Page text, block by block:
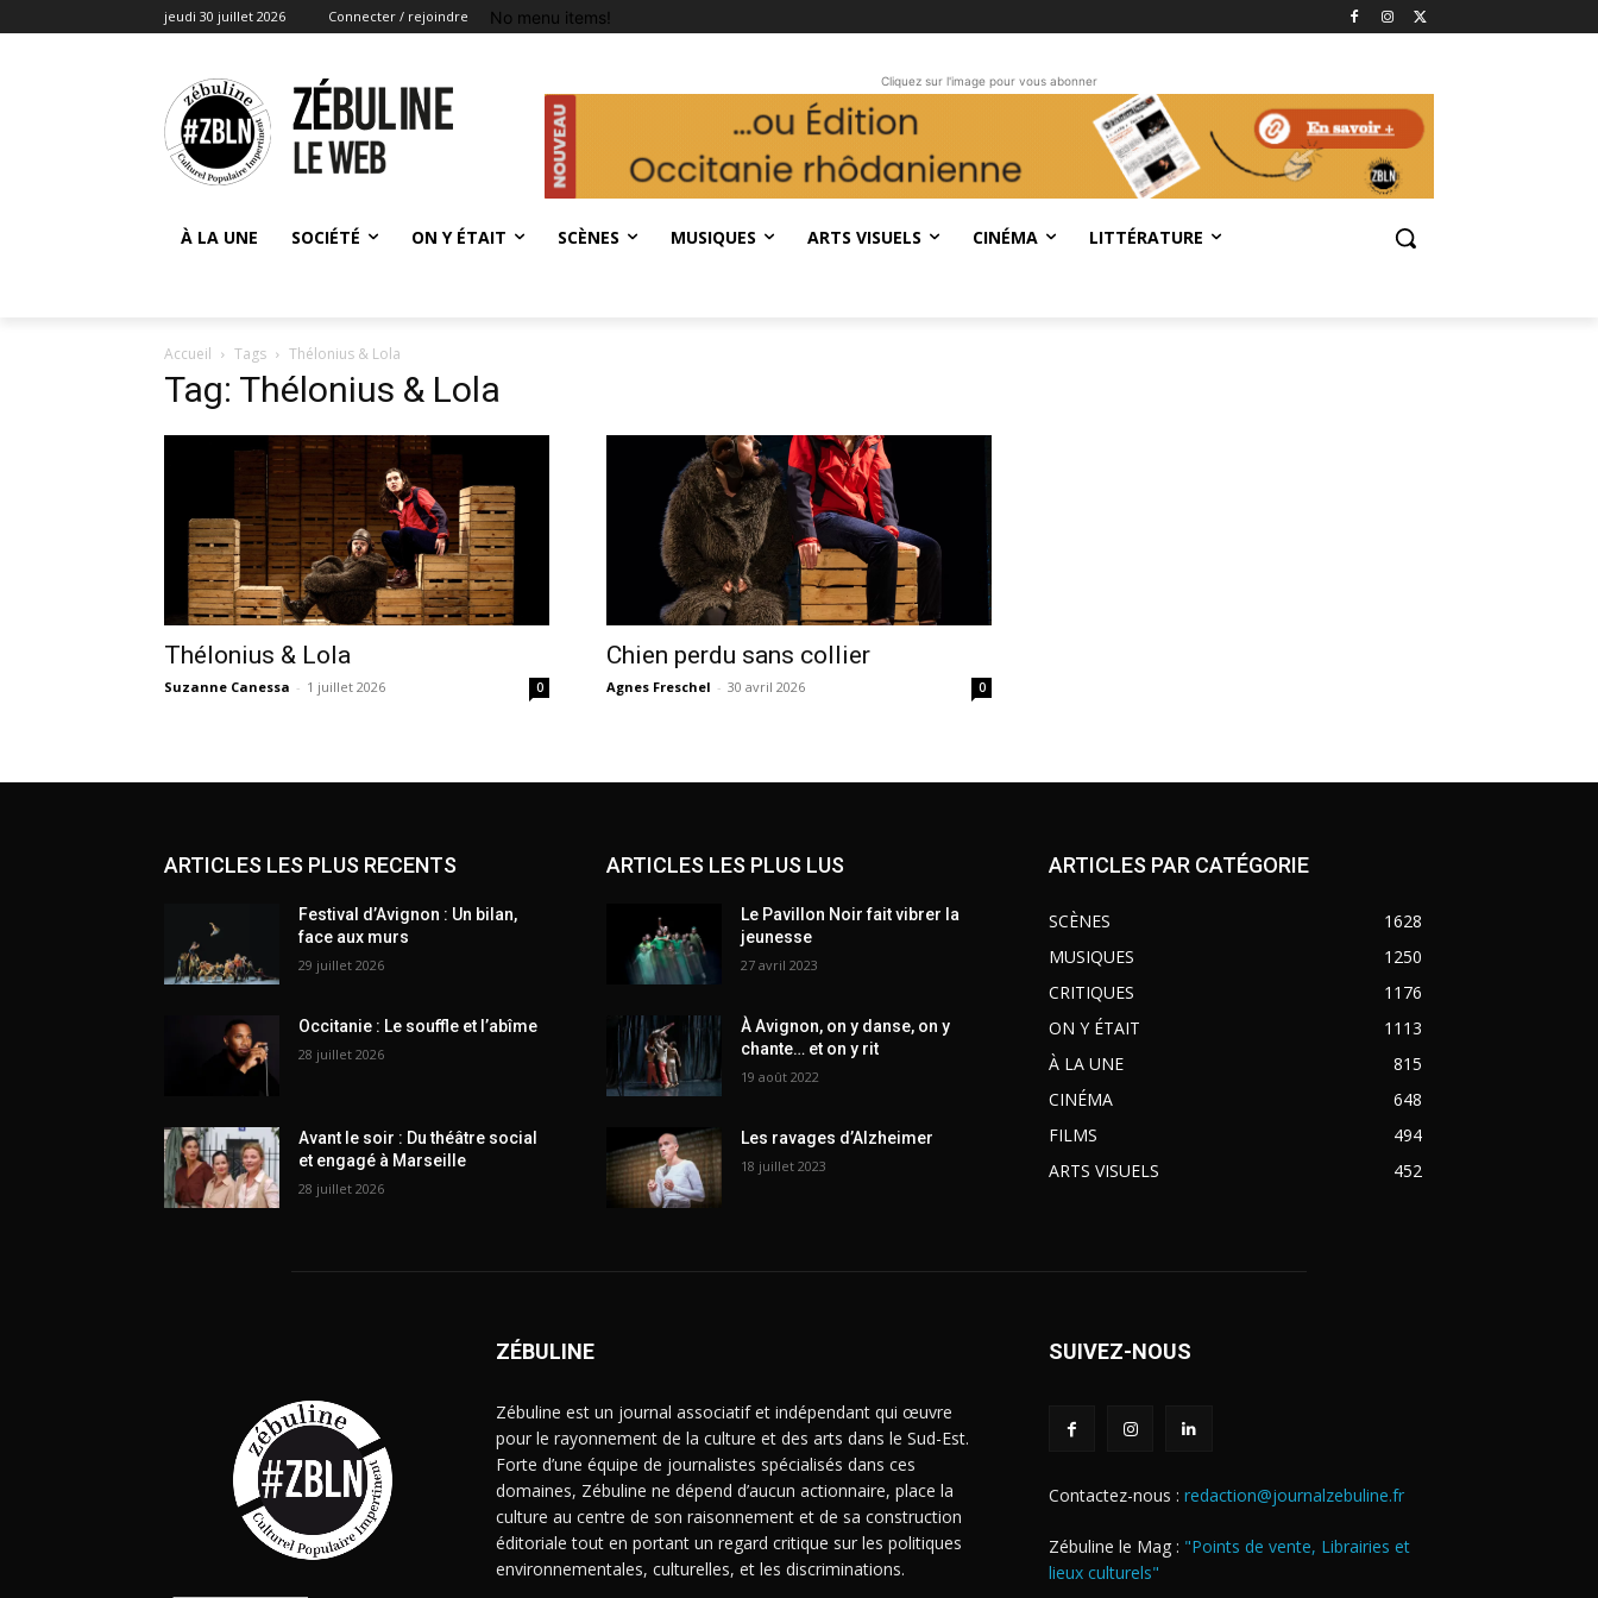
jeudi 30 juillet 2026 Connecter / rejoindre No menu items!
Cliquez sur l'image pour vous abonner
À LA UNE SOCIÉTÉ ON Y ÉTAIT SCÈNES MUSIQUES ARTS VISUELS CINÉMA LITTÉRATURE
Accueil Tags Thélonius & Lola
Tag: Thélonius & Lola
Thélonius & Lola
Suzanne Canessa - 1 juillet 2026 0
Chien perdu sans collier
Agnes Freschel - 30 avril 2026 0
ARTICLES LES PLUS RECENTS
Festival d’Avignon : Un bilan,
face aux murs
29 juillet 2026
Occitanie : Le souffle et l’abîme
28 juillet 2026
Avant le soir : Du théâtre social
et engagé à Marseille
28 juillet 2026
ARTICLES LES PLUS LUS
Le Pavillon Noir fait vibrer la
jeunesse
27 avril 2023
À Avignon, on y danse, on y
chante… et on y rit
19 août 2022
Les ravages d’Alzheimer
18 juillet 2023
ARTICLES PAR CATÉGORIE
SCÈNES
1628
MUSIQUES
1250
CRITIQUES
1176
ON Y ÉTAIT
1113
À LA UNE
815
CINÉMA
648
FILMS
494
ARTS VISUELS
452
ZÉBULINE
Zébuline est un journal associatif et indépendant qui œuvre
pour le rayonnement de la culture et des arts dans le Sud-Est.
Forte d’une équipe de journalistes spécialisés dans ces
domaines, Zébuline ne dépend d’aucun actionnaire, place la
culture au centre de son raisonnement et de sa construction
éditoriale tout en portant un regard critique sur les politiques
environnementales, culturelles, et les discriminations.
SUIVEZ-NOUS
Contactez-nous : redaction@journalzebuline.fr
Zébuline le Mag : "Points de vente, Librairies et
lieux culturels"